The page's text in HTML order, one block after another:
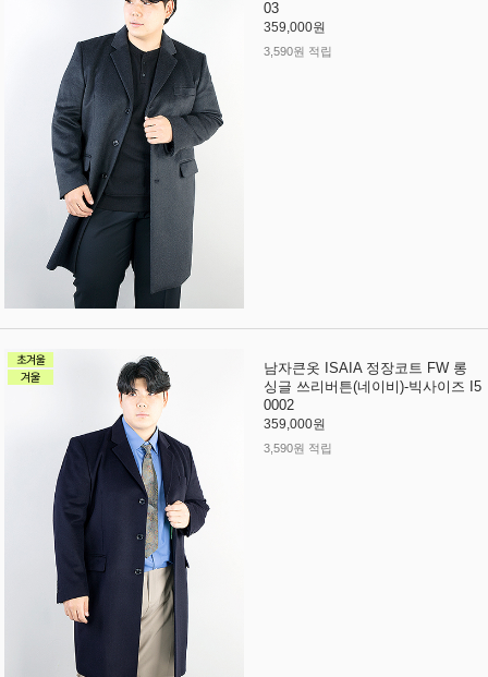
03
359,000원
3,590원 적립
남자큰옷 ISAIA 정장코트 FW 롱
싱글 쓰리버튼(네이비)-빅사이즈 I5
0002
359,000원
3,590원 적립